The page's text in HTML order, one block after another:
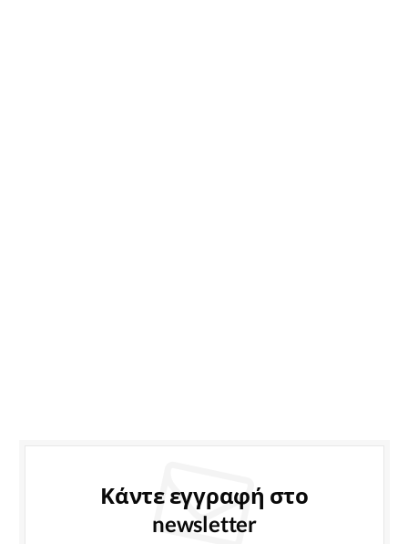
Κάντε εγγραφή στο
newsletter